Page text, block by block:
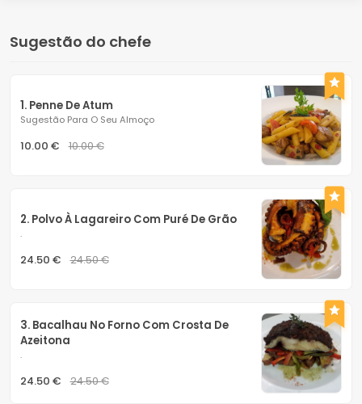
Sugestão do chefe
1. Penne De Atum
Sugestão Para O Seu Almoço
10.00 € 10.00 €
2. Polvo À Lagareiro Com Puré De Grão
.
24.50 € 24.50 €
3. Bacalhau No Forno Com Crosta De
Azeitona
.
24.50 € 24.50 €